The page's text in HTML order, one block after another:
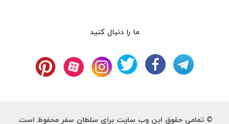
ما را دنبال کنید
© تمامی حقوق این وب سایت برای سلطان سفر محفوظ است.